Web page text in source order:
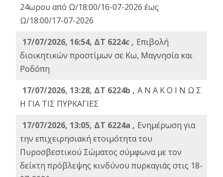
24ωρου από Ω/18:00/16-07-2026 έως
Ω/18:00/17-07-2026
17/07/2026, 16:54, ΔΤ 6224c , Επιβολή
διοικητικών προστίμων σε Κω, Μαγνησία και
Ροδόπη
17/07/2026, 13:28, ΔΤ 6224b , Α Ν Α Κ Ο Ι Ν Ω Σ
Η ΓΙΑ ΤΙΣ ΠΥΡΚΑΓΙΕΣ
17/07/2026, 13:05, ΔΤ 6224a , Ενημέρωση για
την επιχειρησιακή ετοιμότητα του
Πυροσβεστικού Σώματος σύμφωνα με τον
δείκτη πρόβλεψης κινδύνου πυρκαγιάς στις 18-